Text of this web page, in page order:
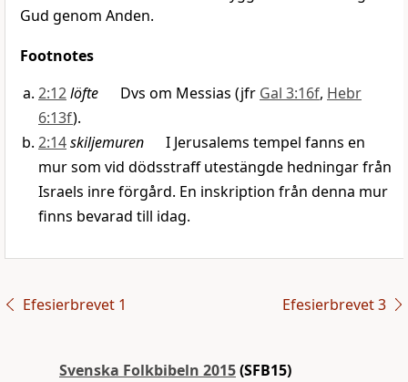
Gud genom Anden.
Footnotes
2:12löfte Dvs om Messias (jfr Gal 3:16f, Hebr
6:13f).
2:14skiljemuren I Jerusalems tempel fanns en
mur som vid dödsstraff utestängde hedningar från
Israels inre förgård. En inskription från denna mur
finns bevarad till idag.
Efesierbrevet 1 Efesierbrevet 3
Svenska Folkbibeln 2015(SFB15)